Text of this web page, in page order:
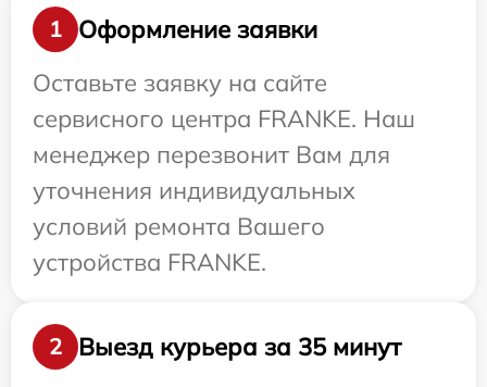
1
Оформление заявки
Оставьте заявку на сайте
сервисного центра FRANKE. Наш
менеджер перезвонит Вам для
уточнения индивидуальных
условий ремонта Вашего
устройства FRANKE.
2
Выезд курьера за 35 минут